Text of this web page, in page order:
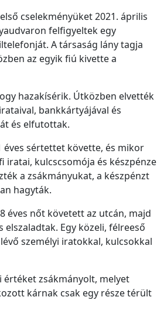
cselekményüket 2021. április
felfigyeltek egy
A társaság lány tagja
az egyik fiú kivette a
hazakísérik. Útközben elvették
bankkártyájával és
és elfutottak.
éves sértettet követte, és mikor
kulcscsomója és készpénze
a zsákmányukat, a készpénzt
hagyták.
éves nőt követett az utcán, majd
Egy közeli, félreeső
személyi iratokkal, kulcsokkal
értéket zsákmányolt, melyet
kárnak csak egy része térült